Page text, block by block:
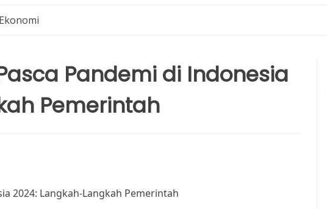
Pandemi di Indonesia
Pemerintah
2024: Langkah-Langkah Pemerintah